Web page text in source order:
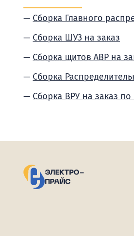
Сборка Главного
Сборка ШУЗ на заказ
Сборка щитов АВР на
Сборка
Сборка ВРУ на заказ